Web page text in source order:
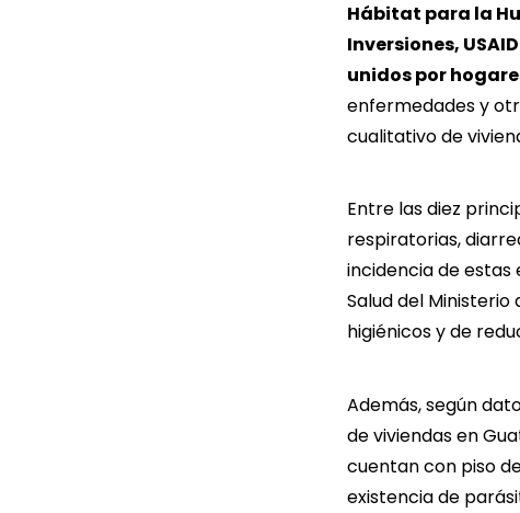
Hábitat para la
Inversiones, USAID
unidos por
enfermedades y
cualitativo de
Entre las diez
respiratorias,
incidencia de
Salud del
higiénicos y de
Además, según
de viviendas en
cuentan con piso
existencia de